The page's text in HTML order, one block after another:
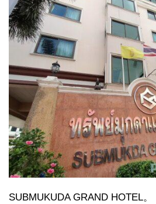
SUBMUKUDA GRAND HOTEL。